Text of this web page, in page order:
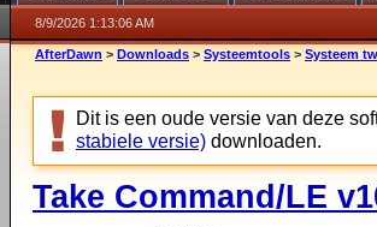
8/9/2026 1:13:06 AM
AfterDawn > Downloads > Systeemtools > Systeem
Dit is een oude versie van deze
stabiele versie) downloaden.
Take Command/LE